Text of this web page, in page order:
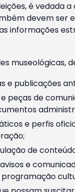
é vedada
devem
informações
museológicas,
publicações
peças de
e perfis
de
e